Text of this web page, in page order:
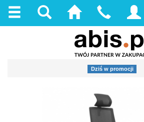
Dziś w promocji